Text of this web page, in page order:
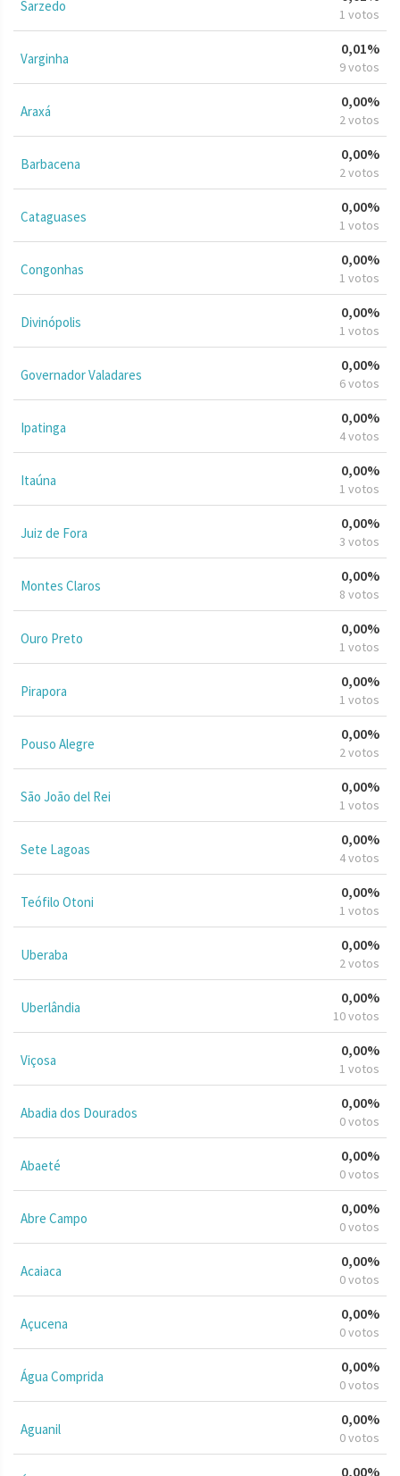
Sarzedo 1 votos
Varginha
0,01%
9 votos
Araxá
0,00%
2 votos
Barbacena
0,00%
2 votos
Cataguases
0,00%
1 votos
Congonhas
0,00%
1 votos
Divinópolis
0,00%
1 votos
Governador Valadares
0,00%
6 votos
Ipatinga
0,00%
4 votos
Itaúna
0,00%
1 votos
Juiz de Fora
0,00%
3 votos
Montes Claros
0,00%
8 votos
Ouro Preto
0,00%
1 votos
Pirapora
0,00%
1 votos
Pouso Alegre
0,00%
2 votos
São João del Rei
0,00%
1 votos
Sete Lagoas
0,00%
4 votos
Teófilo Otoni
0,00%
1 votos
Uberaba
0,00%
2 votos
Uberlândia
0,00%
10 votos
Viçosa
0,00%
1 votos
Abadia dos Dourados
0,00%
0 votos
Abaeté
0,00%
0 votos
Abre Campo
0,00%
0 votos
Acaiaca
0,00%
0 votos
Açucena
0,00%
0 votos
Água Comprida
0,00%
0 votos
Aguanil
0,00%
0 votos
0,00%